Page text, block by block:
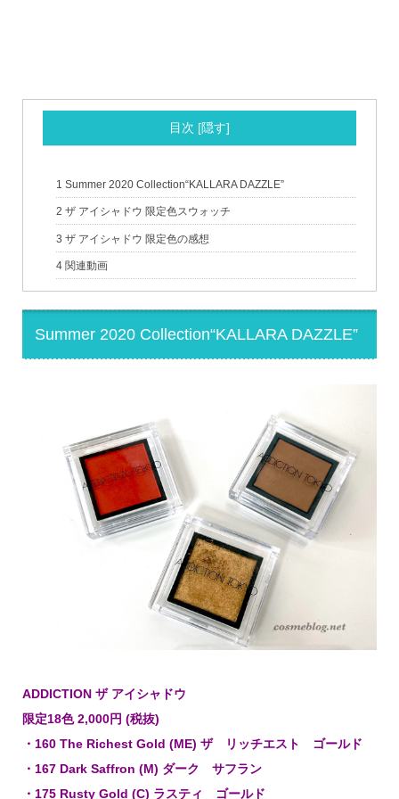
目次 [隠す]
1 Summer 2020 Collection“KALLARA DAZZLE”
2 ザ アイシャドウ 限定色スウォッチ
3 ザ アイシャドウ 限定色の感想
4関連動画
Summer 2020 Collection“KALLARA DAZZLE”
ADDICTION ザ アイシャドウ
限定18色 2,000円 (税抜)
・160 The Richest Gold (ME) ザ リッチエスト ゴールド
・167 Dark Saffron (M) ダーク サフラン
・175 Rusty Gold (C) ラスティ ゴールド